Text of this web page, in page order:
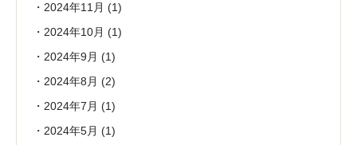
2024年11月 (1)
2024年10月 (1)
2024年9月 (1)
2024年8月 (2)
2024年7月 (1)
2024年5月 (1)